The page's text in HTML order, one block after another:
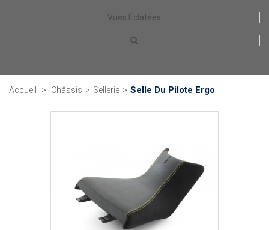
Vues Éclatées
Accueil > Châssis > Sellerie > Selle Du Pilote Ergo